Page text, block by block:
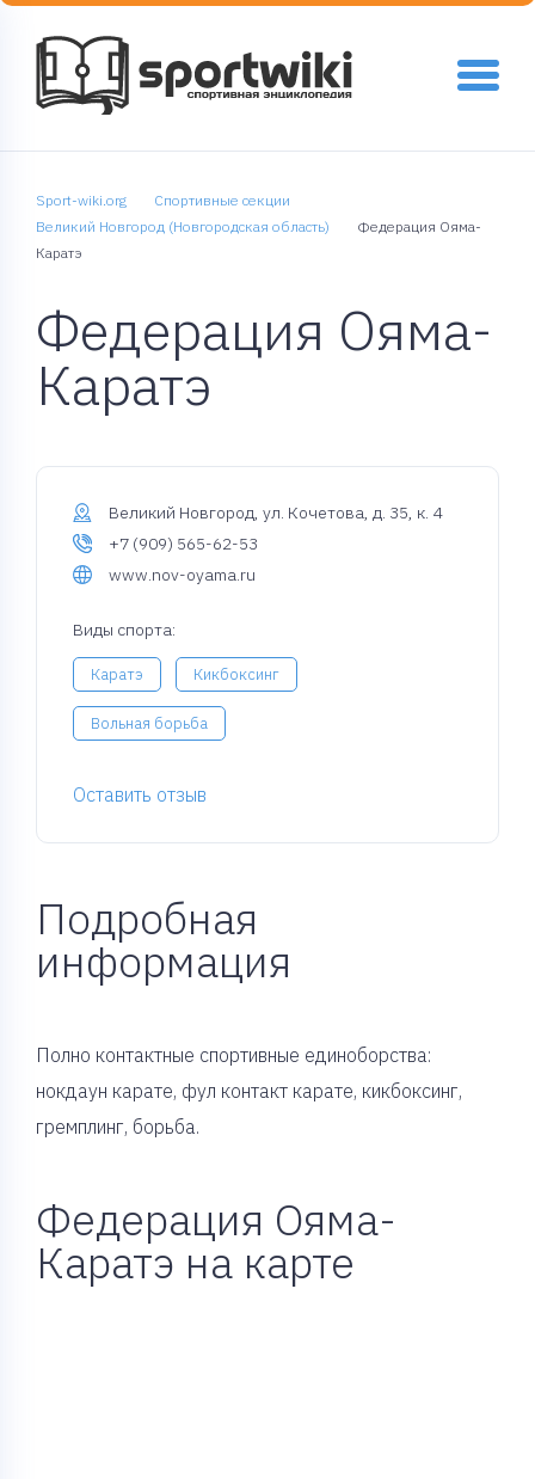
Sport-wiki.org
Спортивные секции
Великий Новгород (Новгородская область)
Федерация Ояма-
Каратэ
Федерация Ояма-
Каратэ
Великий Новгород, ул. Кочетова, д. 35, к. 4
+7 (909) 565-62-53
www.nov-oyama.ru
Виды спорта:
Каратэ Кикбоксинг
Вольная борьба
Оставить отзыв
Подробная
информация
Полно контактные спортивные единоборства:
нокдаун карате, фул контакт карате, кикбоксинг,
гремплинг, борьба.
Федерация Ояма-
Каратэ на карте